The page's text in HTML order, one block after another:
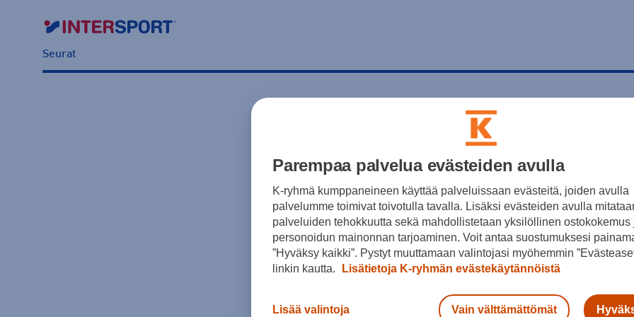
Seurat
Parempaa palvelua evästeiden avulla
K-ryhmä kumppaneineen käyttää palveluissaan evästeitä, joiden avulla
palvelumme toimivat toivotulla tavalla. Lisäksi evästeiden avulla
palveluiden tehokkuutta sekä mahdollistetaan yksilöllinen ostokokemus
personoidun mainonnan tarjoaminen. Voit antaa suostumuksesi
”Hyväksy kaikki”. Pystyt muuttamaan valintojasi myöhemmin
linkin kautta.
Lisätietoja K-ryhmän evästekäytännöistä
Lisää valintoja Vain välttämättömät